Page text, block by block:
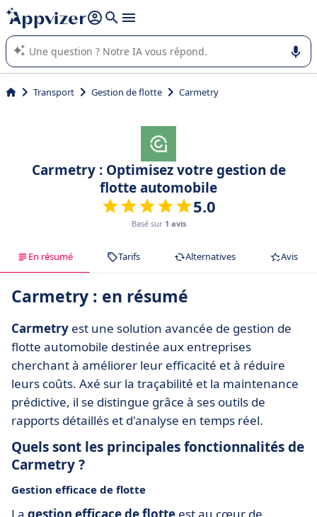
répondre (plusieurs lignes avec
L'IA de Appvizer vous guide dans l'utilisation ou la sélection de
logiciel SaaS en entreprise.
Transport Gestion de flotte Carmetry
Carmetry : Optimisez votre gestion de
flotte automobile
5.0
Basé sur 1 avis
En résumé Tarifs Alternatives Avis
Carmetry : en résumé
Carmetry est une solution avancée de gestion de
flotte automobile destinée aux entreprises
cherchant à améliorer leur efficacité et à réduire
leurs coûts. Axé sur la traçabilité et la maintenance
prédictive, il se distingue grâce à ses outils de
rapports détaillés et d'analyse en temps réel.
Quels sont les principales fonctionnalités de
Carmetry ?
Gestion efficace de flotte